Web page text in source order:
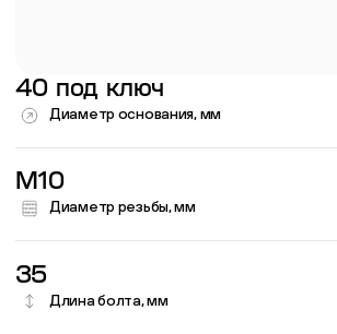
40 под ключ
Диаметр основания, мм
M10
Диаметр резьбы, мм
35
Длина болта, мм